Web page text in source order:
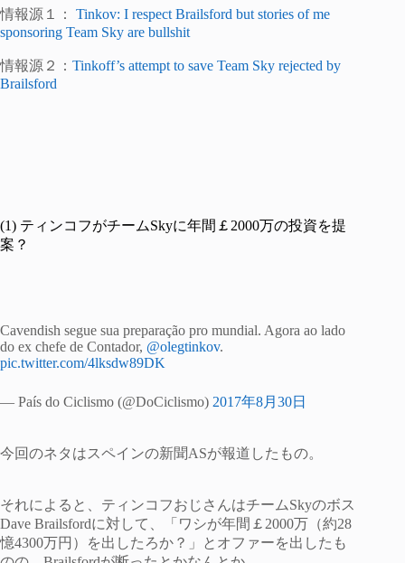
情報源１：
Tinkov: I respect Brailsford but stories of me
sponsoring Team Sky are bullshit
情報源２： Tinkoff’s attempt to save Team Sky rejected by
Brailsford
(1) ティンコフがチームSkyに年間￡2000万の投資を提
案？
Cavendish segue sua preparação pro mundial. Agora ao lado
do ex chefe de Contador, @olegtinkov.
pic.twitter.com/4lksdw89DK
— País do Ciclismo (@DoCiclismo) 2017年8月30日
今回のネタはスペインの新聞ASが報道したもの。
それによると、ティンコフおじさんはチームSkyのボス
Dave Brailsfordに対して、「ワシが年間￡2000万（約28
憶4300万円）を出したろか？」とオファーを出したも